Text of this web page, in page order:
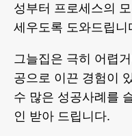
성부터 프로세스의
세우도록 도와드립니
그늘집은 극히 어렵
공으로 이끈 경험이
수 많은 성공사례를
인 받아 드립니다.